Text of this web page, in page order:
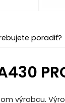
poradiť?
výrobcu.